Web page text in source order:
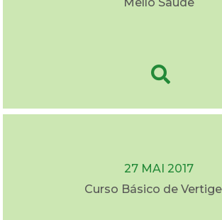
27 MAI 2017
Curso Básico de